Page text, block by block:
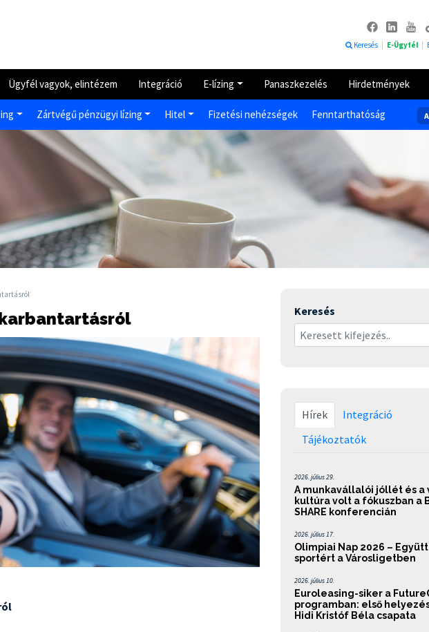
Keresés E-Ügyfél
Ügyfél vagyok, elintézem Integráció E-lízing Panaszkezelés Hirdetmények
Zártvégű pénzügyi lízing Hitel Fizetési nehézségek Fenntarthatóság
Keresés
Hírek
Integráció
Tájékoztatók
2026. július 29.
A munkavállalói jóllét és a
kultúra volt a fókuszban a
SHARE konferencián
2026. július 17.
Olimpiai Nap 2026 –
sportért a Városligetben
2026. július 10.
Euroleasing-siker a
programban: első
Hidi Kristóf Béla csapata